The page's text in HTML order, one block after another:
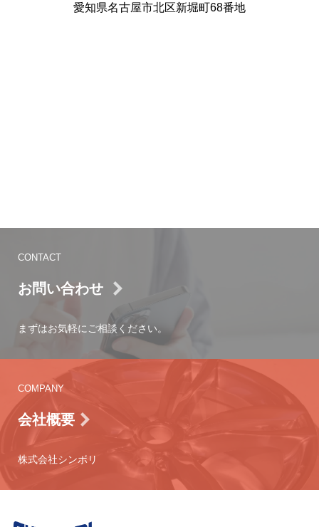
愛知県名古屋市北区新堀町68番地
CONTACT
お問い合わせ
まずはお気軽にご相談ください。
COMPANY
会社概要
株式会社シンボリ